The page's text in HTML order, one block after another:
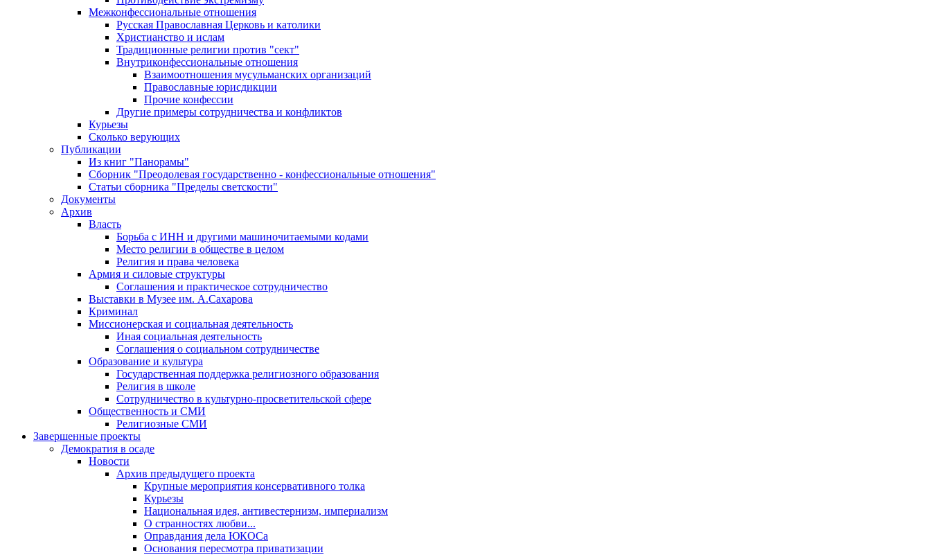
Межконфессиональные отношения
Русская Православная Церковь и католики
Христианство и ислам
Традиционные религии против "сект"
Внутриконфессиональные отношения
Взаимоотношения мусульманских организаций
Православные юрисдикции
Прочие конфессии
Другие примеры сотрудничества и конфликтов
Курьезы
Сколько верующих
Публикации
Из книг "Панорамы"
Сборник "Преодолевая государственно - конфессиональные отношения"
Статьи сборника "Пределы светскости"
Документы
Архив
Власть
Борьба с ИНН и другими машиночитаемыми кодами
Место религии в обществе в целом
Религия и права человека
Армия и силовые структуры
Соглашения и практическое сотрудничество
Выставки в Музее им. А.Сахарова
Криминал
Миссионерская и социальная деятельность
Иная социальная деятельность
Соглашения о социальном сотрудничестве
Образование и культура
Государственная поддержка религиозного образования
Религия в школе
Сотрудничество в культурно-просветительской сфере
Общественность и СМИ
Религиозные СМИ
Завершенные проекты
Демократия в осаде
Новости
Архив предыдущего проекта
Крупные мероприятия консервативного толка
Курьезы
Национальная идея, антивестернизм, империализм
О странностях любви...
Оправдания дела ЮКОСа
Основания пересмотра приватизации